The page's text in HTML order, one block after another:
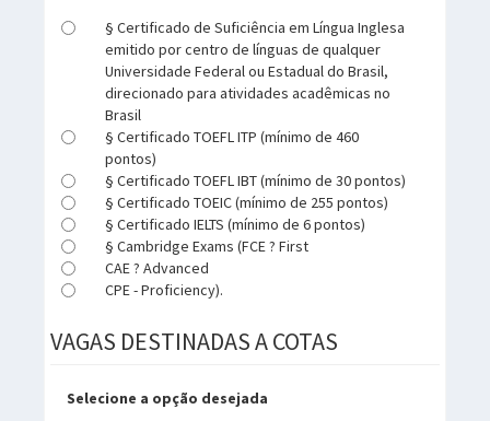
§ Certificado de Suficiência em Língua Inglesa
emitido por centro de línguas de qualquer
Universidade Federal ou Estadual do Brasil,
direcionado para atividades acadêmicas no
Brasil
§ Certificado TOEFL ITP (mínimo de 460
pontos)
§ Certificado TOEFL IBT (mínimo de 30 pontos)
§ Certificado TOEIC (mínimo de 255 pontos)
§ Certificado IELTS (mínimo de 6 pontos)
§ Cambridge Exams (FCE ? First
CAE ? Advanced
CPE - Proficiency).
VAGAS DESTINADAS A COTAS
Selecione a opção desejada